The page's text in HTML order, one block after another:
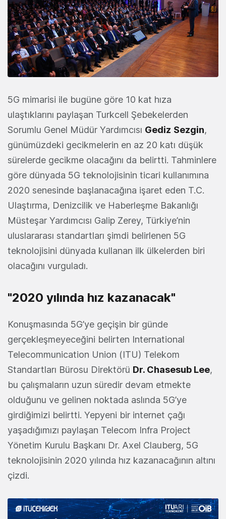
5G mimarisi ile bugüne göre 10 kat hıza
ulaştıklarını paylaşan Turkcell Şebekelerden
Sorumlu Genel Müdür Yardımcısı Gediz Sezgin,
günümüzdeki gecikmelerin en az 20 katı düşük
sürelerde gecikme olacağını da belirtti. Tahminlere
göre dünyada 5G teknolojisinin ticari kullanımına
2020 senesinde başlanacağına işaret eden T.C.
Ulaştırma, Denizcilik ve Haberleşme Bakanlığı
Müsteşar Yardımcısı Galip Zerey, Türkiye’nin
uluslararası standartları şimdi belirlenen 5G
teknolojisini dünyada kullanan ilk ülkelerden biri
olacağını vurguladı.
"2020 yılında hız kazanacak"
Konuşmasında 5G’ye geçişin bir günde
gerçekleşmeyeceğini belirten International
Telecommunication Union (ITU) Telekom
Standartları Bürosu Direktörü Dr. Chasesub Lee,
bu çalışmaların uzun süredir devam etmekte
olduğunu ve gelinen noktada aslında 5G’ye
girdiğimizi belirtti. Yepyeni bir internet çağı
yaşadığımızı paylaşan Telecom Infra Project
Yönetim Kurulu Başkanı Dr. Axel Clauberg, 5G
teknolojisinin 2020 yılında hız kazanacağının altını
çizdi.